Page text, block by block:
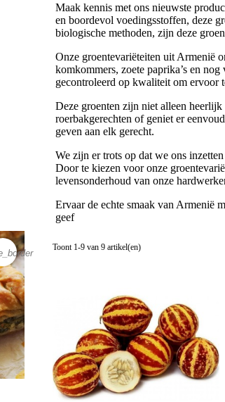
Maak kennis met ons nieuwste
en boordevol voedingsstoffen, deze
biologische methoden, zijn deze
Onze groentevariëteiten uit Armenië
komkommers, zoete paprika’s en
gecontroleerd op kwaliteit om ervoor
Deze groenten zijn niet alleen
roerbakgerechten of geniet er
geven aan elk gerecht.
We zijn er trots op dat we ons
Door te kiezen voor onze
levensonderhoud van onze
Ervaar de echte smaak van Armenië
geef
Toont 1-9 van 9 artikel(en)